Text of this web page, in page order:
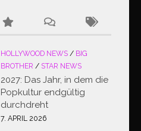
HOLLYWOOD NEWS / BIG
BROTHER / STAR NEWS
2027: Das Jahr, in dem die
Popkultur endgültig
durchdreht
7. APRIL 2026